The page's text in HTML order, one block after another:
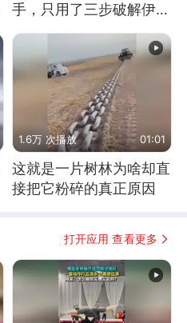
手，只用了三步破解伊朗
1.6万 次播放 01:01
这就是一片树林为啥却直
接把它粉碎的真正原因
打开应用 查看更多